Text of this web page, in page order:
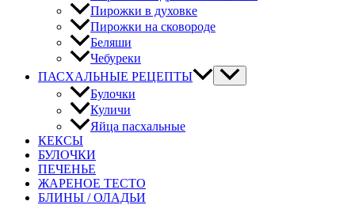
Пирожки в духовке
Пирожки на сковороде
Беляши
Чебуреки
ПАСХАЛЬНЫЕ РЕЦЕПТЫ
Булочки
Куличи
Яйца пасхальные
КЕКСЫ
БУЛОЧКИ
ПЕЧЕНЬЕ
ЖАРЕНОЕ ТЕСТО
БЛИНЫ / ОЛАДЬИ